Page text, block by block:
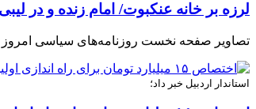
لرزه بر خانه عنکبوت/ امام زنده و در
تصاویر صفحه نخست روزنامه‌های سیاسی امروز
استاندار اردبیل خبر داد؛